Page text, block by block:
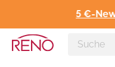
5 €-